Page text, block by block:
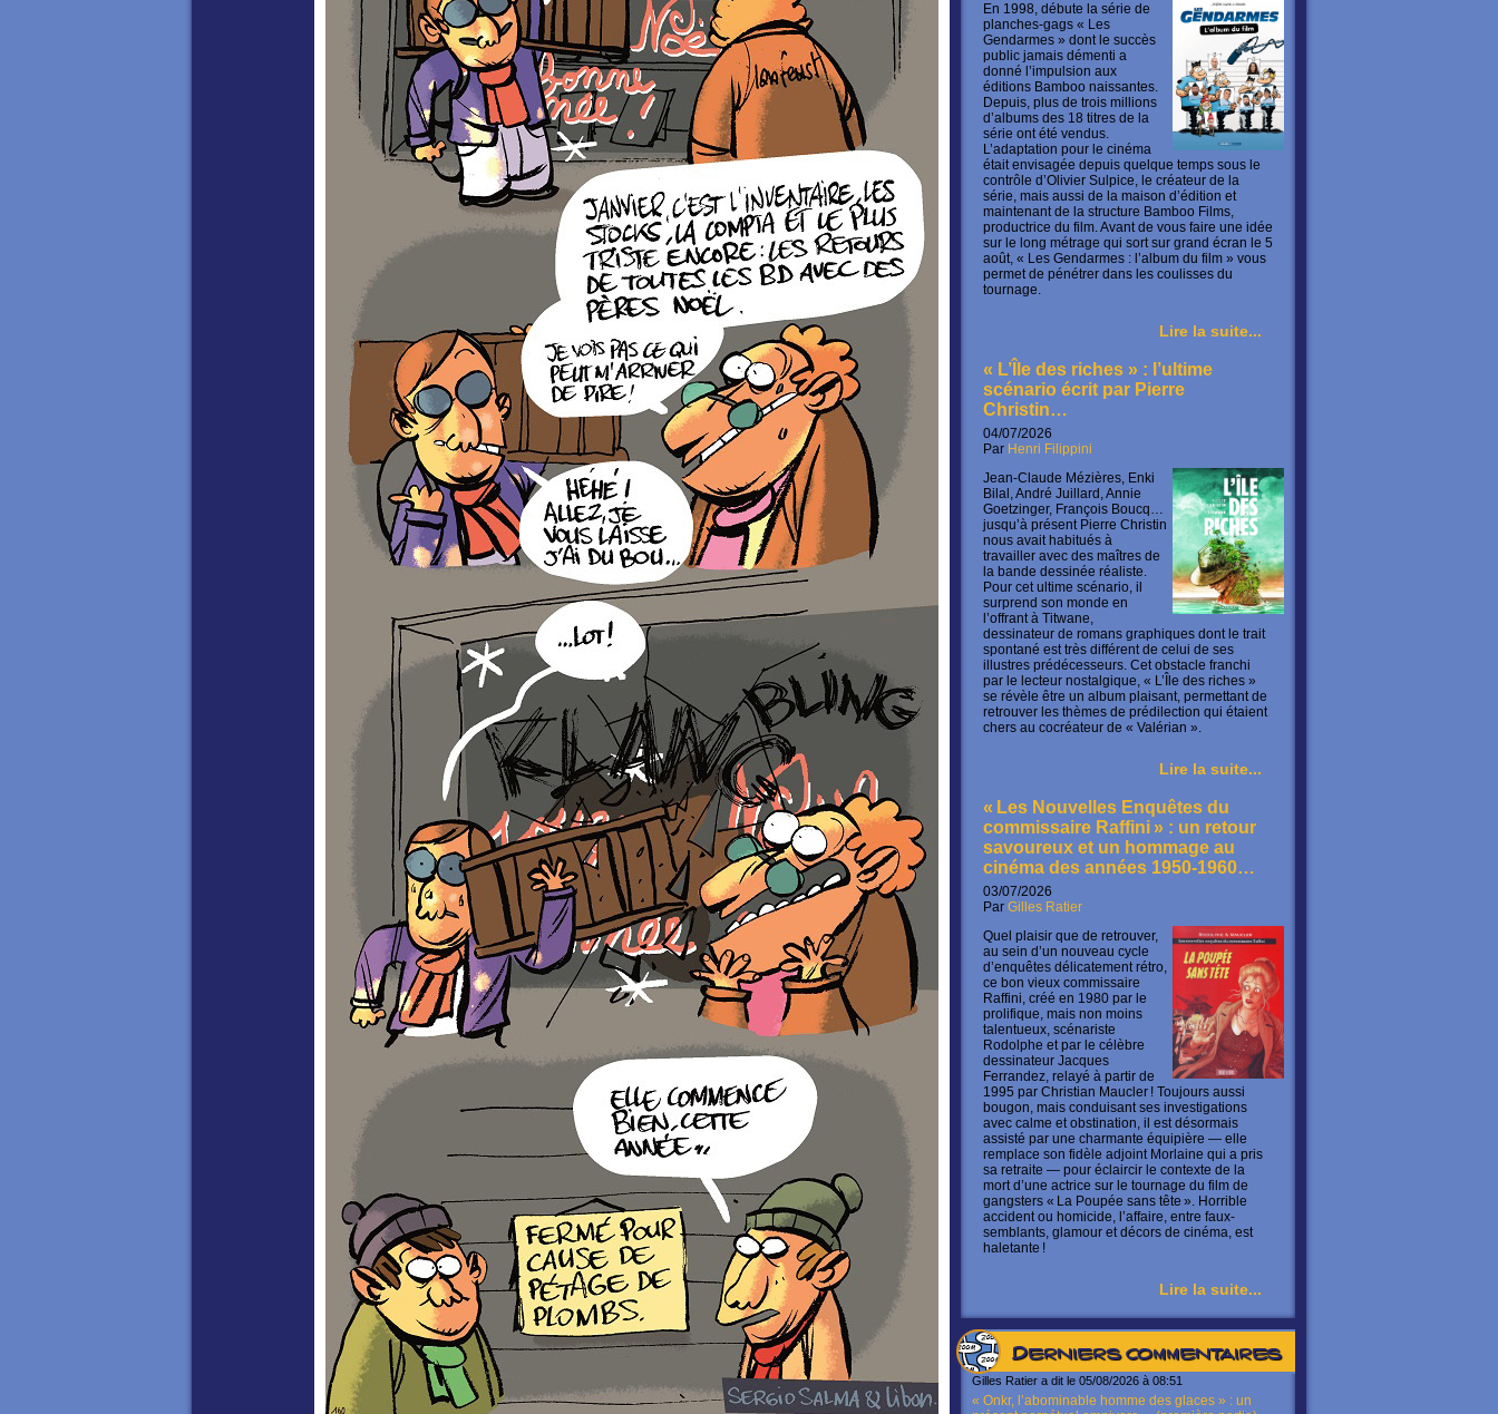
En 1998, débute la série de
planches-gags « Les
Gendarmes » dont le succès
public jamais démenti a
donné l’impulsion aux
éditions Bamboo naissantes.
Depuis, plus de trois millions
d’albums des 18 titres de la
série ont été vendus.
L’adaptation pour le cinéma
était envisagée depuis quelque temps sous le
contrôle d’Olivier Sulpice, le créateur de la
série, mais aussi de la maison d’édition et
maintenant de la structure Bamboo Films,
productrice du film. Avant de vous faire une idée
sur le long métrage qui sort sur grand écran le 5
août, « Les Gendarmes : l’album du film » vous
permet de pénétrer dans les coulisses du
tournage.
Lire la suite...
« L’Île des riches » : l’ultime
scénario écrit par Pierre
Christin…
04/07/2026
Par Henri Filippini
Jean-Claude Mézières, Enki
Bilal, André Juillard, Annie
Goetzinger, François Boucq…
jusqu’à présent Pierre Christin
nous avait habitués à
travailler avec des maîtres de
la bande dessinée réaliste.
Pour cet ultime scénario, il
surprend son monde en
l’offrant à Titwane,
dessinateur de romans graphiques dont le trait
spontané est très différent de celui de ses
illustres prédécesseurs. Cet obstacle franchi
par le lecteur nostalgique, « L’Île des riches »
se révèle être un album plaisant, permettant de
retrouver les thèmes de prédilection qui étaient
chers au cocréateur de « Valérian ».
Lire la suite...
« Les Nouvelles Enquêtes du
commissaire Raffini » : un retour
savoureux et un hommage au
cinéma des années 1950-1960…
03/07/2026
Par Gilles Ratier
Quel plaisir que de retrouver,
au sein d’un nouveau cycle
d’enquêtes délicatement rétro,
ce bon vieux commissaire
Raffini, créé en 1980 par le
prolifique, mais non moins
talentueux, scénariste
Rodolphe et par le célèbre
dessinateur Jacques
Ferrandez, relayé à partir de
1995 par Christian Maucler ! Toujours aussi
bougon, mais conduisant ses investigations
avec calme et obstination, il est désormais
assisté par une charmante équipière — elle
remplace son fidèle adjoint Morlaine qui a pris
sa retraite — pour éclaircir le contexte de la
mort d’une actrice sur le tournage du film de
gangsters « La Poupée sans tête ». Horrible
accident ou homicide, l’affaire, entre faux-
semblants, glamour et décors de cinéma, est
haletante !
Lire la suite...
Derniers commentaires
Gilles Ratier a dit le 05/08/2026 à 08:51
« Onkr, l’abominable homme des glaces » : un